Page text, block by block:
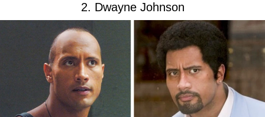
2. Dwayne Johnson